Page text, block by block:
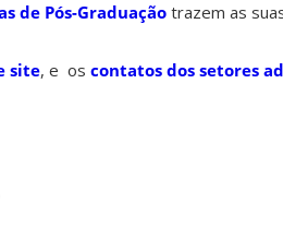
de Pós-Graduação trazem as
site, e os contatos dos setores